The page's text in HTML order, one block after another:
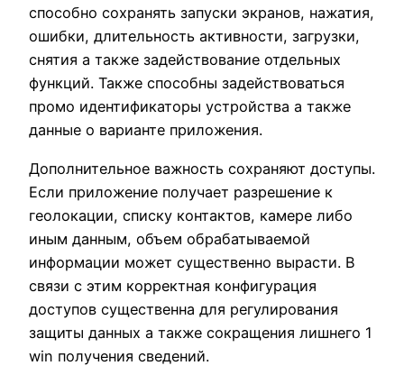
способно сохранять запуски экранов, нажатия,
ошибки, длительность активности, загрузки,
снятия а также задействование отдельных
функций. Также способны задействоваться
промо идентификаторы устройства а также
данные о варианте приложения.
Дополнительное важность сохраняют доступы.
Если приложение получает разрешение к
геолокации, списку контактов, камере либо
иным данным, объем обрабатываемой
информации может существенно вырасти. В
связи с этим корректная конфигурация
доступов существенна для регулирования
защиты данных а также сокращения лишнего 1
win получения сведений.